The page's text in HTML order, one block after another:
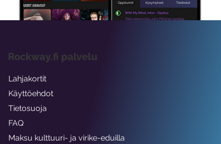
Rockway.fi palvelu
Lahjakortit
Käyttöehdot
Tietosuoja
FAQ
Maksu kulttuuri- ja virike-eduilla